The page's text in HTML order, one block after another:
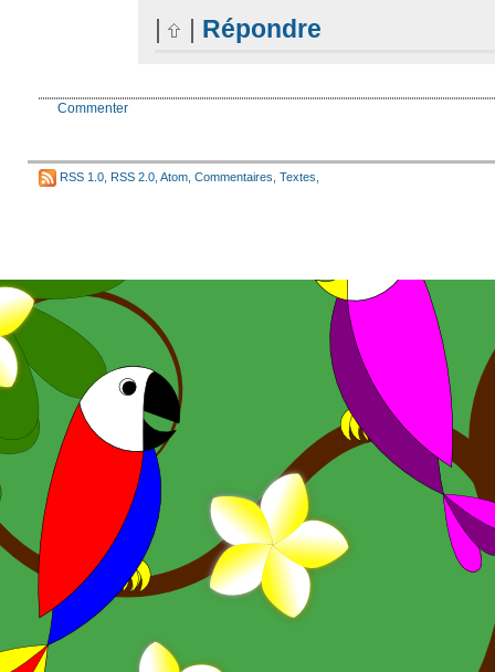
|
| Répondre
Commenter
RSS 1.0 RSS 2.0 Atom Commentaires Textes